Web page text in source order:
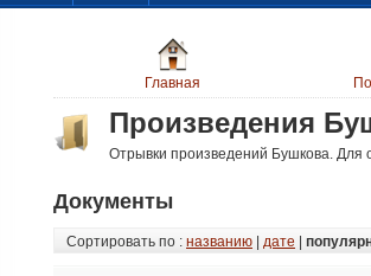
Главная
Произведения
Отрывки произведений Бушкова. Для
Документы
Сортировать по : названию дате